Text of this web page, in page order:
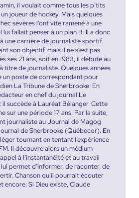
il voulait comme tous les p’tits
joueur de hockey. Mais quelques
sévères l'ont vite ramené à une
lui fallait penser à un plan B. Il a donc
une carrière de journaliste sportif.
son objectif, mais il ne s'est pas
ses 21 ans, soit en 1983, il débute au
titre de journaliste. Quelques années
un poste de correspondant pour
La Tribune de Sherbrooke. En
en chef du journal Le
il succède à Lauréat Bélanger. Cette
sur une période 17 ans. Par la suite,
journaliste au Journal de Magog
de Sherbrooke (Québecor). En
tournant en tentant l’expérience
Il découvre alors un médium
à l’instantanéité et au travail
lui permet d’informer, de raconter, de
Chanson qu’il pourrait écouter
encore: Si Dieu existe, Claude